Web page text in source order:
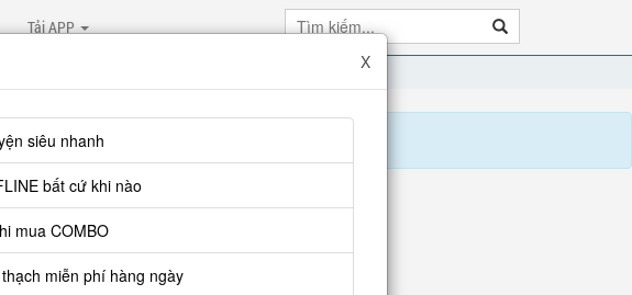
Tải APP
X
siêu nhanh
bất cứ khi nào
mua COMBO
miễn phí hàng ngày